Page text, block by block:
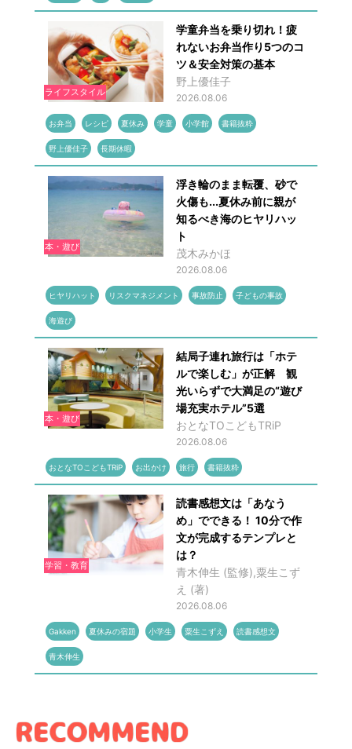
ライフスタイル
学童弁当を乗り切れ！疲
れないお弁当作り5つのコ
ツ＆安全対策の基本
野上優佳子
2026.08.06
お弁当 レシピ 夏休み 学童 小学館 書籍抜粋
野上優佳子 長期休暇
本・遊び
浮き輪のまま転覆、砂で
火傷も...夏休み前に親が
知るべき海のヒヤリハッ
ト
茂木みかほ
2026.08.06
ヒヤリハット リスクマネジメント 事故防止 子どもの事故
海遊び
本・遊び
結局子連れ旅行は「ホテ
ルで楽しむ」が正解 観
光いらずで大満足の“遊び
場充実ホテル”5選
おとなTOこどもTRiP
2026.08.06
おとなTOこどもTRiP お出かけ 旅行 書籍抜粋
学習・教育
読書感想文は「あなう
め」でできる！ 10分で作
文が完成するテンプレと
は？
青木伸生 (監修),粟生こず
え (著)
2026.08.06
Gakken 夏休みの宿題 小学生 粟生こずえ 読書感想文
青木伸生